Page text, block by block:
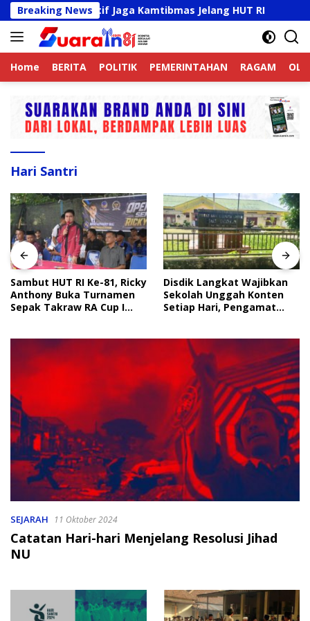
Langsung
ke
konten
Breaking News
Aktif Jaga Kamtibmas Jelang HUT RI Sambut
Home BERITA POLITIK PEMERINTAHAN RAGAM
Hari Santri
Sambut HUT RI Ke-81, Ricky
Anthony Buka Turnamen
Sepak Takraw RA Cup I
Disdik Langkat Wajibkan
Sekolah Unggah Konten
Setiap Hari, Pengamat
SEJARAH 11 Oktober 2024
Catatan Hari-hari Menjelang Resolusi Jihad
NU